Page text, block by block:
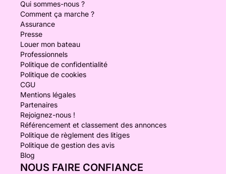
Qui sommes-nous ?
Comment ça marche ?
Assurance
Presse
Louer mon bateau
Professionnels
Politique de confidentialité
Politique de cookies
CGU
Mentions légales
Partenaires
Rejoignez-nous !
Référencement et classement des annonces
Politique de règlement des litiges
Politique de gestion des avis
Blog
NOUS FAIRE CONFIANCE